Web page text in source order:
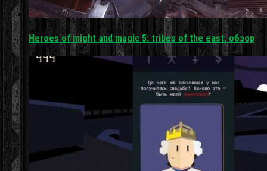
Heroes of might and magic 5: tribes of the east: обзор